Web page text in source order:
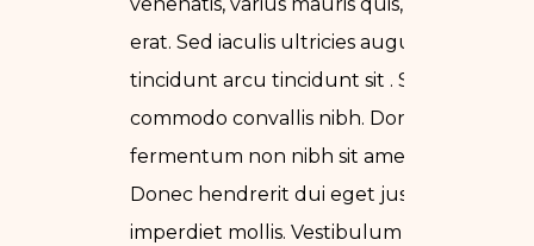
erat. Sed iaculis ultricies augue, ac
tincidunt arcu tincidunt sit . Sed
commodo convallis nibh. Donec
fermentum non nibh sit amet fringilla.
Donec hendrerit dui eget justo
imperdiet mollis. Vestibulum imperdiet